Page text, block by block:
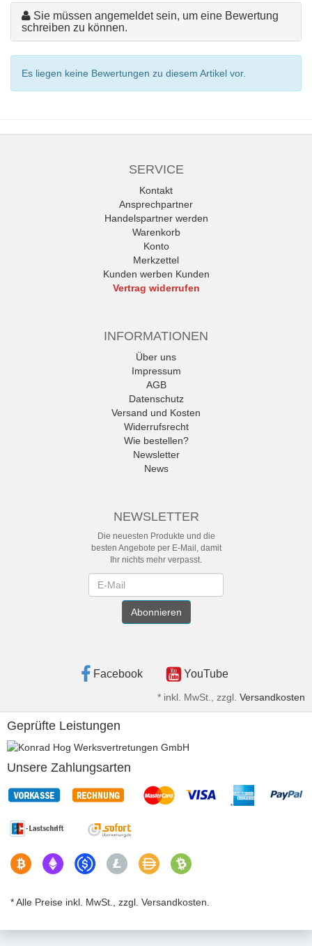
Sie müssen angemeldet sein, um eine Bewertung
schreiben zu können.
Es liegen keine Bewertungen zu diesem Artikel vor.
SERVICE
Kontakt
Ansprechpartner
Handelspartner werden
Warenkorb
Konto
Merkzettel
Kunden werben Kunden
Vertrag widerrufen
INFORMATIONEN
Über uns
Impressum
AGB
Datenschutz
Versand und Kosten
Widerrufsrecht
Wie bestellen?
Newsletter
News
NEWSLETTER
Die neuesten Produkte und die
besten Angebote per E-Mail, damit
Ihr nichts mehr verpasst.
Abonnieren
Facebook YouTube
* inkl. MwSt., zzgl. Versandkosten
Geprüfte Leistungen
Unsere Zahlungsarten
* Alle Preise inkl. MwSt., zzgl. Versandkosten.